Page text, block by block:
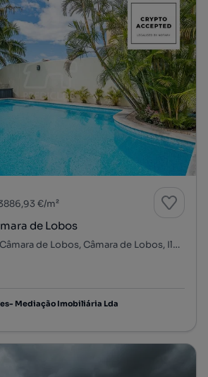
€/m²
de Lobos
Câmara de Lobos, Câmara de Lobos, Câmara de Lobos, Ilha da Madeira
Mediação Imobiliária Lda